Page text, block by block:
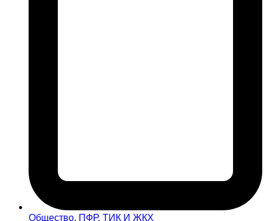
Общество, ПФР, ТИК И ЖКХ